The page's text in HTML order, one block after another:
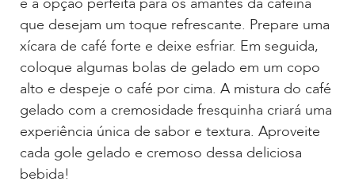
que desejam um toque refrescante. Prepare uma
xícara de café forte e deixe esfriar. Em seguida,
coloque algumas bolas de gelado em um copo
alto e despeje o café por cima. A mistura do café
gelado com a cremosidade fresquinha criará uma
experiência única de sabor e textura. Aproveite
cada gole gelado e cremoso dessa deliciosa
bebida!